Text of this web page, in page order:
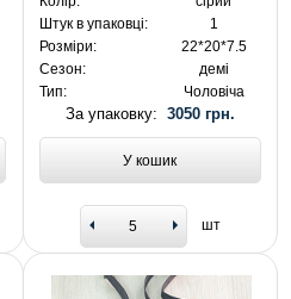
Штук в упаковці:
1
Розміри:
22*20*7.5
Сезон:
демі
Тип:
Чоловіча
За упаковку: 3050 грн.
У кошик
шт